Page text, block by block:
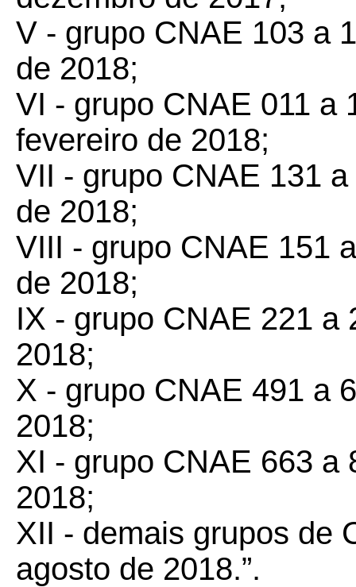
V - grupo CNAE 103 a
de 2018;
VI - grupo CNAE 011 a
fevereiro de 2018;
VII - grupo CNAE 131
de 2018;
VIII - grupo CNAE 151
de 2018;
IX - grupo CNAE 221 a
2018;
X - grupo CNAE 491 a
2018;
XI - grupo CNAE 663 a
2018;
XII - demais grupos de
agosto de 2018.”.